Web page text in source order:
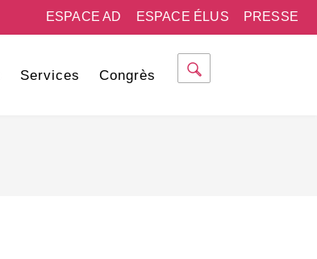
PRESSE
ESPACE ÉLUS
ESPACE AD
Services Congrès